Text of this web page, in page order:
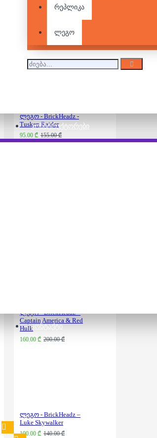
ᲙᲝᲜᲡᲢᲠᲣᲥᲢᲝᲠᲔᲑᲘ
ᲙᲝᲜᲢᲐᲥᲢᲘ
რეპლიკა
ლეგო
EVE & WALL-E
ლეგო - BrickHeadz -
Tusken Raider
95.00 ₾ 155.00 ₾
ლეგო - BrickHeadz –
Captain America & Red
Hulk
160.00 ₾ 200.00 ₾
ლეგო - BrickHeadz –
Luke Skywalker
100.00 ₾ 140.00 ₾